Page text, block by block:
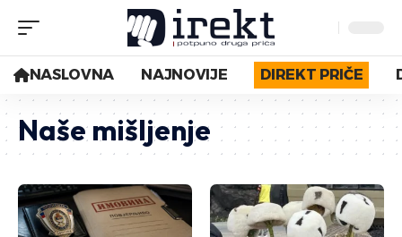
NASLOVNA NAJNOVIJE DIREKT PRIČE
Naše mišljenje